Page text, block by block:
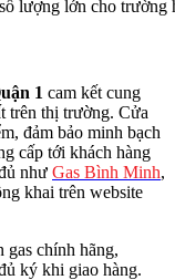
lượng lớn cho
1 cam kết cung
trên thị trường. Cửa
đảm bảo minh bạch
cấp tới khách hàng
như Gas Bình Minh,
khai trên website
gas chính hãng,
ký khi giao hàng.